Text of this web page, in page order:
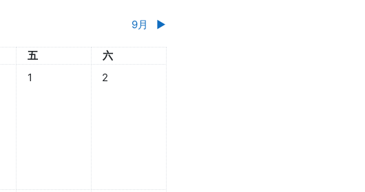
9月 ▶︎
星期五
五 星期六
六
08月 1日 星期五，沒有事件
1 08月 2日 星期六，沒有事件
2